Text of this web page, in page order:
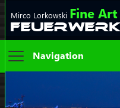
Mirco Lorkowski Fine
FEUERWERK
Navigation